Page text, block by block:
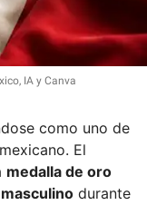
IA y Canva
como uno de
El
medalla de oro
durante